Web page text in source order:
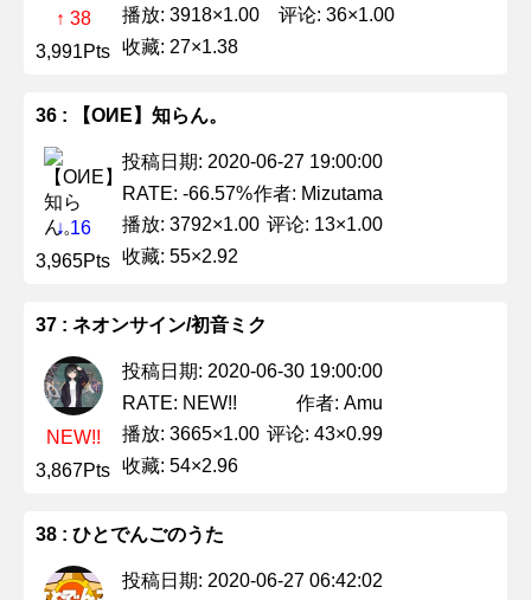
↑ 38
3,991Pts
播放: 3918×1.00
评论: 36×1.00
收藏: 27×1.38
36 : 【OИE】知らん。
↓ 16
3,965Pts
投稿日期: 2020-06-27 19:00:00
RATE: -66.57%作者: Mizutama
播放: 3792×1.00 评论: 13×1.00
收藏: 55×2.92
37 : ネオンサイン/初音ミク
NEW!!
3,867Pts
投稿日期: 2020-06-30 19:00:00
RATE: NEW!!
作者: Amu
播放: 3665×1.00 评论: 43×0.99
收藏: 54×2.96
38 : ひとでんごのうた
投稿日期: 2020-06-27 06:42:02